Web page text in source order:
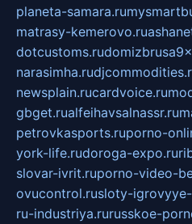
planeta-samara.ru
matrasy-kemerovo.ru
dotcustoms.ru
narasimha.ru
newsplain.rucardvoice.ru
gbget.rualfeihavsalnassr.ru
petrovkasports.ruporno-
york-life.rudoroga-expo.ru
slovar-ivrit.ruporno-video-
ovucontrol.rusloty-
ru-industriya.rurusskoe-